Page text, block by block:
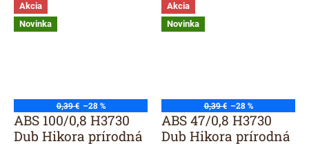
Akcia
Novinka
0,39 € –28 %
ABS 100/0,8 H3730
Dub Hikora prírodná
Akcia
Novinka
0,39 € –28 %
ABS 47/0,8 H3730
Dub Hikora prírodná